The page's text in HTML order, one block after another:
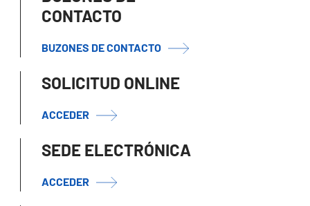
CONTACTO
BUZONES DE CONTACTO
SOLICITUD ONLINE
ACCEDER
SEDE ELECTRÓNICA
ACCEDER